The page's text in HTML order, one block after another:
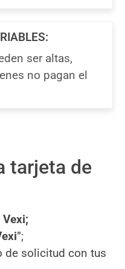
ser altas,
no pagan el
tarjeta de
Vexi;
”;
de solicitud con tus